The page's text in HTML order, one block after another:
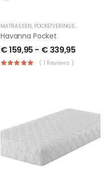
MATRASSEN, POCKETVERINGSMATRAS
Havanna Pocket
€159,95 - € 339,95
( 1 Reviews )